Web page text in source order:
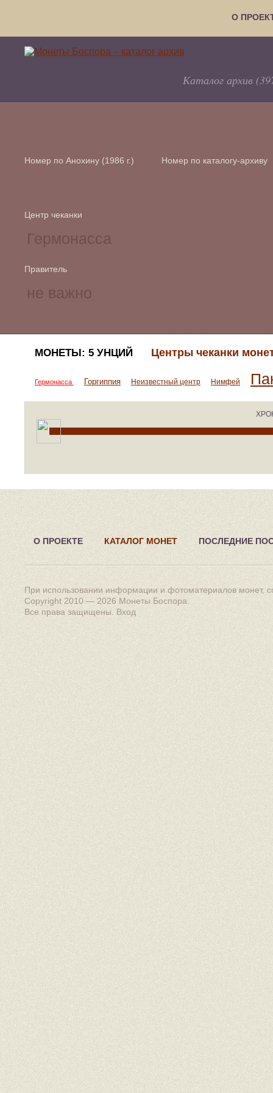
О
Каталог архив
Номер по Анохину (1986 г.) Номер по каталогу-архиву
Центр чеканки
Правитель
МОНЕТЫ: 5 УНЦИЙ Центры чеканки
Гермонасса Горгиппия Неизвестный центр Нимфей
О ПРОЕКТЕ КАТАЛОГ МОНЕТ ПОСЛЕДНИЕ
При использовании информации и фотоматериалов монет,
Copyright 2010 — 2026 Монеты Боспора
Все права защищены. Вход